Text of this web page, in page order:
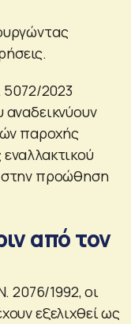
5072/2023
παροχής
στην προώθηση
από τον
2076/1992, οι
εξελιχθεί ως